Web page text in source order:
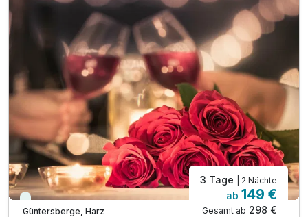
1 x Visier- und Helmreiniger auf dem Zimmer
Nutzung des Serviceequipments an der Rezeption
inkl. Trockenraum für Ihre Bekleidung & Ausrüstung
inkl. Fahrt mit d. Selketalbahn (Kurtaxenleistung)
inkl. Nutzung des Hotelkinos
inkl. Nutzung der Sauna & Ruheraum
inkl. Parkplatz am Hotel
inkl. W-LAN
Viele Termine frei
Güntersberge, Harz
3 Tage | 2 Nächte
ab 149 €
Gesamt ab 298 €